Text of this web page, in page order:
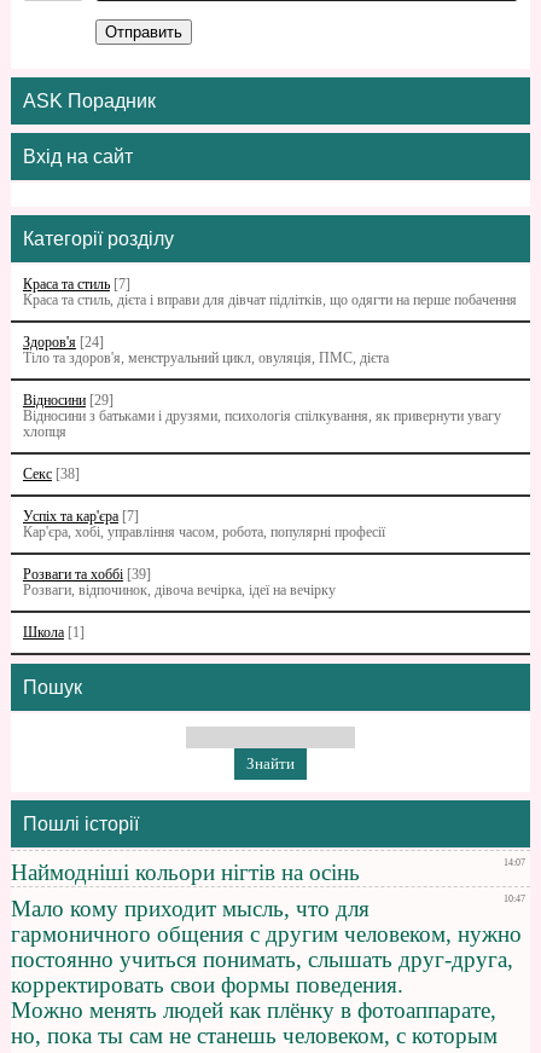
Отправить
ASK Порадник
Вхід на сайт
Категорії розділу
Краса та стиль [7]
Краса та стиль, дієта і вправи для дівчат підлітків, що одягти на перше побачення
Здоров'я [24]
Тіло та здоров'я, менструальний цикл, овуляція, ПМС, дієта
Відносини [29]
Відносини з батьками i друзями, психологія спілкування, як привернути увагу
хлопця
Секс [38]
Успіх та кар'єра [7]
Кар'єра, хобі, управління часом, робота, популярні професії
Розваги та хоббі [39]
Розваги, відпочинок, дівоча вечірка, ідеї на вечірку
Школа [1]
Пошук
Пошлі історії